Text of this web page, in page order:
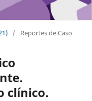
/ Reportes de Caso
clínico.